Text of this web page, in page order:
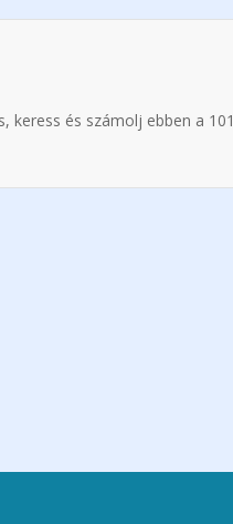
keress és számolj ebben a 101